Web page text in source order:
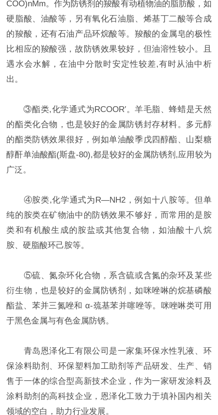
COO)nMm。作为防锈剂的羧酸有动植物油的脂肪酸，如
硬脂酸、油酸等，另有氧化石油脂、烯基丁二酸等合成
的羧酸，还有石油产品环烷酸等。羧酸的金属皂的极性
比相应的羧酸强，故防锈效果较好，但油溶性较小。且
遇水会水解，在油中分散时安定性较差,有时从油中析
出。
③酯类,化学通式为RCOOR′。羊毛脂、蜂蜡是天然
的酯类化合物，也是较好的金属防锈封存材料。多元醇
的酯类防锈效果很好，例如单油酸季戊四醇酯、山梨糖
醇酐单油酸酯(斯盘-80),都是较好的金属防锈剂,应用较为
广泛。
④胺类,化学通式为R—NH2，例如十八胺等。但单
纯的胺类在矿物油中的防锈效果不够好，而常用的是胺
类和有机酸生成的胺盐或其他复合物，如油酸十八烷
胺、硬脂酸环己胺等。
⑤硫、氮杂环化合物，系含硫或含氮的杂环及某些
衍生物，也是较好的金属防锈剂，如咪唑啉的烷基磷酸
酯盐、苯并三氮唑和 α-巯基苯并噻唑等。咪唑啉类可用
于黑色金属与有色金属防锈。
青岛恩泽化工有限公司是一家集环保水性乳液、环
保涂料助剂、环保塑料加工助剂等产品研发、生产、销
售于一体的综合型高新技术企业，作为一家研发涂料及
涂料助剂的高科技企业，恩泽化工致力于填补国内相关
领域的空白，助力行业发展。